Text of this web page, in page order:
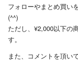
フォローやまとめ買い
(^^)
ただし、¥2,000以下の
す。
また、コメントを頂い